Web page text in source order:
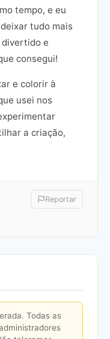
tempo, e eu
tudo mais
divertido e
consegui!
e colorir à
usei nos
a criação,
Reportar
Todas as